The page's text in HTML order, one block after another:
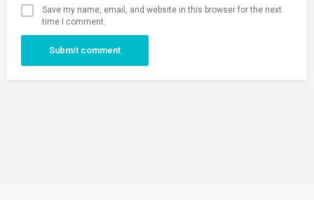
Save my name, email, and website in this browser for the next
time I comment.
Submit comment